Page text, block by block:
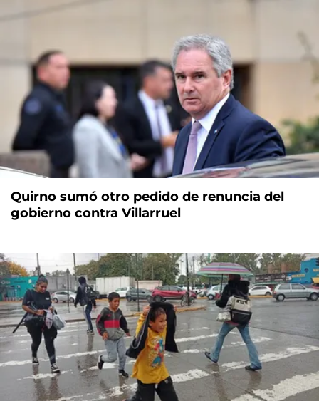
Quirno sumó otro pedido de renuncia del
gobierno contra Villarruel